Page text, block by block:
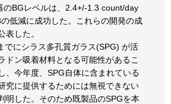
のBGレベルは、2.4+/-1.3 count/day
低減に成功した。これらの開発の成
表した。
でにシラス多孔質ガラス(SPG) が活
ドン吸着材料となる可能性があるこ
、今年度、SPG自体に含まれている
究に提供するためには無視できない
明した。そのため既製品のSPGを本